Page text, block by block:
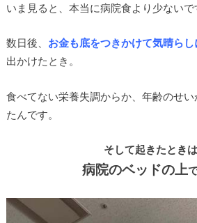
いま見ると、本当に病院食より少ないで
数日後、 お金も底をつきかけて気晴ら
出かけたとき。
食べてない栄養失調からか、年齢のせい
たんです。
そして起きたときは
病院のベッドの上